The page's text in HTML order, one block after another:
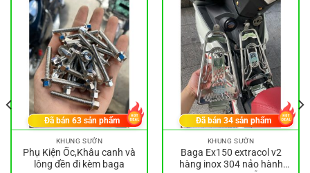
KHUNG SƯỜN
Phụ Kiện Ốc,Khâu canh và
lông đền đi kèm baga
Đã bán 63sản phẩm
KHUNG SƯỜN
Baga Ex150 extracol v2
hàng inox 304 nảo hành
Đã bán 34sản phẩm